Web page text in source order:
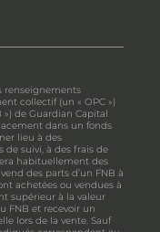
renseignements
collectif (un « OPC »)
de Guardian Capital
dans un fonds
lieu à des
de suivi, à des frais de
habituellement des
des parts d’un FNB à
achetées ou vendues à
supérieur à la valeur
FNB et recevoir un
lors de la vente. Sauf